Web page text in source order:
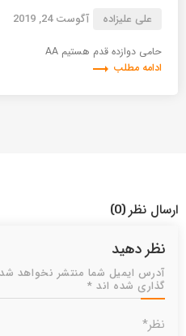
علی علیزاده آگوست 24, 2019
حامی دوازده قدم هستیم AA
ادامه مطلب trending_flat
ارسال نظر (0)
نظر دهید
آدرس ایمیل شما منتشر نخواهد
گذاری شده اند *
نظر*